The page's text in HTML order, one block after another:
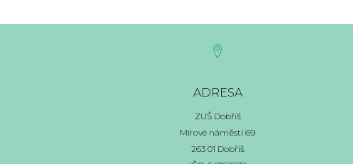
ADRESA
ZUŠ Dobříš
Mírové náměstí 69
263 01 Dobříš